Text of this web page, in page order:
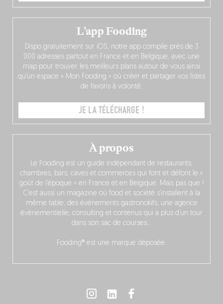
À propos
Le Fooding est un guide indépendant de restaurants,
chambres, bars, caves et commerces qui font et défont le «
goût de l’époque » en France et en Belgique. Mais pas que !
C’est aussi un magazine où food et société s’installent à la
même table, des événements gastronokifs, une agence
événementielle, consulting et contenus qui a plus d’un tour
dans son sac de courses…
Fooding® est une marque déposée.
L’app Fooding
Dispo gratuitement sur iOS, notre app compile près de 3
000 adresses partout en France et en Belgique, avec une
map pour trouver les meilleurs plans autour de vous ainsi
qu’un espace « Mon Fooding » où créer et partager vos listes
de favoris à volonté.
JE LA TÉLÉCHARGE !